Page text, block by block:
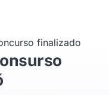
finalizado